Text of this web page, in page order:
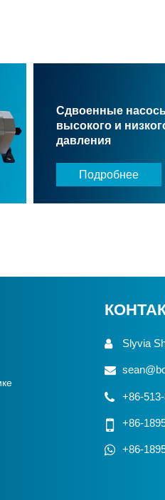
Сдвоенные
высокого и
давления
Подробнее
Slyvia
+86-
+86-
+86-